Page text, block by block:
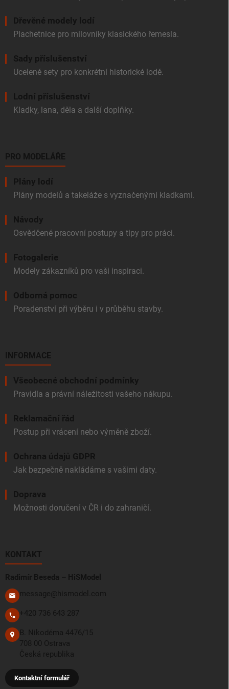
Dřevěné modely lodí
Plachetnice pro milovníky klasického řemesla.
Sady příslušenství
Ucelené sety pro konkrétní historické lodě.
Lodní příslušenství
Kladky, lana, děla a další doplňky.
PRO MODELÁŘE
Plány lodí
Plány modelů a takeláže s vyznačenými kladkami.
Návody
Osvědčené pracovní postupy a tipy pro práci.
Fotogalerie
Modely zákazníků pro vaši inspiraci.
Odborná pomoc
Poradenství při výběru i v průběhu stavby.
INFORMACE
Všeobecné obchodní podmínky
Pravidla a právní náležitosti vašeho nákupu.
Reklamační řád
Postup při vrácení nebo výměně zboží.
Ochrana údajů GDPR
Jak bezpečně nakládáme s vašimi daty.
Doprava
Možnosti doručení v ČR i do zahraničí.
KONTAKT
Radimír Beseda – HiSModel
message@hismodel.com
+420 736 643 287
B. Nikodéma 4476/15
708 00 Ostrava
Česká republika
Kontaktní formulář